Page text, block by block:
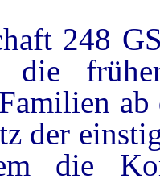
248
die
ab
der
die